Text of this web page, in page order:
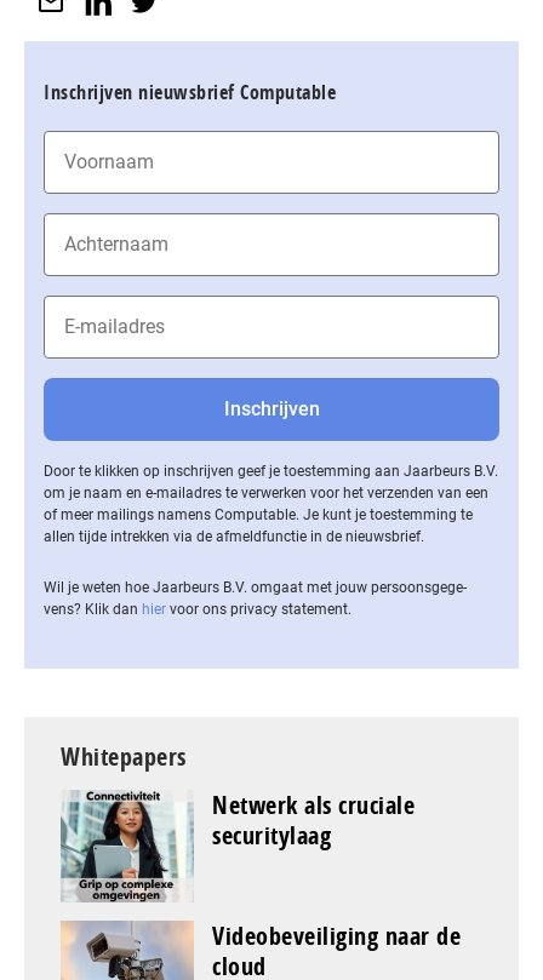
Inschrijven nieuwsbrief Computable
Door te klikken op inschrijven geef je toestemming aan Jaarbeurs B.V.
om je naam en e-mailadres te verwerken voor het verzenden van een
of meer mailings namens Computable. Je kunt je toestemming te
allen tijde intrekken via de af­meld­func­tie in de nieuwsbrief.
Wil je weten hoe Jaarbeurs B.V. omgaat met jouw per­soons­ge­ge­
vens? Klik dan hier voor ons privacy statement.
Whitepapers
Netwerk als cruciale
securitylaag
Videobeveiliging naar de
cloud